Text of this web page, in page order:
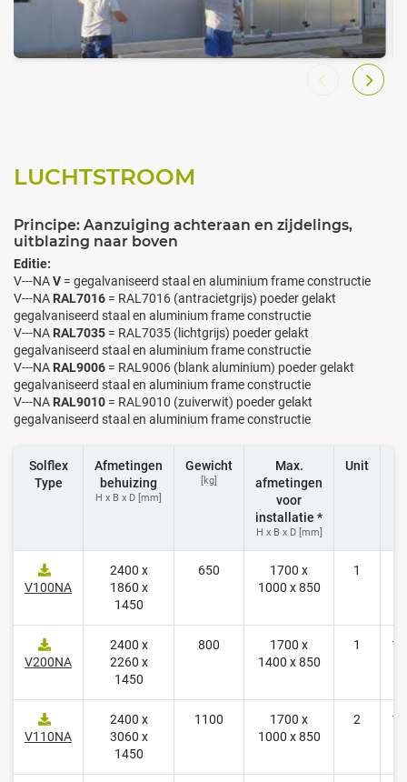
LUCHTSTROOM
Principe: Aanzuiging achteraan en zijdelings,
uitblazing naar boven
Editie:
V---NAV = gegalvaniseerd staal en aluminium frame constructie
V---NA RAL7016 = RAL7016 (antracietgrijs) poeder gelakt
gegalvaniseerd staal en aluminium frame constructie
V---NA RAL7035 = RAL7035 (lichtgrijs) poeder gelakt
gegalvaniseerd staal en aluminium frame constructie
V---NA RAL9006 = RAL9006 (blank aluminium) poeder gelakt
gegalvaniseerd staal en aluminium frame constructie
V---NA RAL9010 = RAL9010 (zuiverwit) poeder gelakt
gegalvaniseerd staal en aluminium frame constructie
Solflex
Type
Afmetingen
behuizing
H x B x D [mm]
Gewicht
[kg]
Max.
afmetingen
voor
installatie *
H x B x D [mm]
Unit
V100NA
2400 x
1860 x
1450
650
1700 x
1000 x 850
1
V200NA
2400 x
2260 x
1450
800
1700 x
1400 x 850
1
V110NA
2400 x
3060 x
1450
1100
1700 x
1000 x 850
2